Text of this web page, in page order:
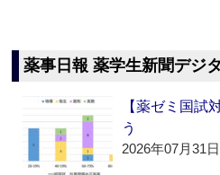
薬事日報 薬学生新聞デジ
【薬ゼミ国試
う
2026年07月31